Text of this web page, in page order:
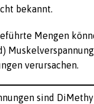
bekannt.
Mengen
verursachen.
sind